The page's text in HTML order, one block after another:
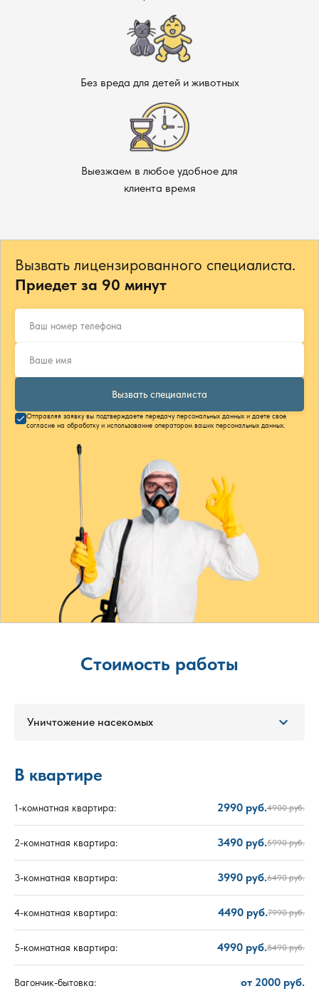
Без вреда для детей и животных
Выезжаем в любое удобное для
клиента время
Вызвать лицензированного специалиста.
Приедет за 90 минут
Вызвать специалиста
Отправляя заявку вы подтверждаете передачу персональных данных и даете свое
согласие на обработку и использование оператором ваших персональных данных.
Стоимость работы
Уничтожение насекомых
В квартире
1-комнатная квартира: 2990 руб.4900 руб.
2-комнатная квартира: 3490 руб.5990 руб.
3-комнатная квартира: 3990 руб.6490 руб.
4-комнатная квартира: 4490 руб.7990 руб.
5-комнатная квартира: 4990 руб.8490 руб.
Вагончик-бытовка: от 2000 руб.